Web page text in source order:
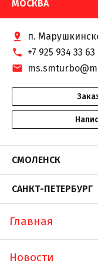
МОСКВА
п.
+7 925 934 33 63
СМОЛЕНСК
САНКТ-ПЕТЕРБУРГ
Главная
Новости